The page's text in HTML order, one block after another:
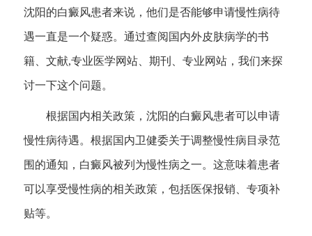
沈阳的白癜风患者来说，他们是否能够申请慢性病待
遇一直是一个疑惑。通过查阅国内外皮肤病学的书
籍、文献,专业医学网站、期刊、专业网站，我们来探
讨一下这个问题。
根据国内相关政策，沈阳的白癜风患者可以申请
慢性病待遇。根据国内卫健委关于调整慢性病目录范
围的通知，白癜风被列为慢性病之一。这意味着患者
可以享受慢性病的相关政策，包括医保报销、专项补
贴等。